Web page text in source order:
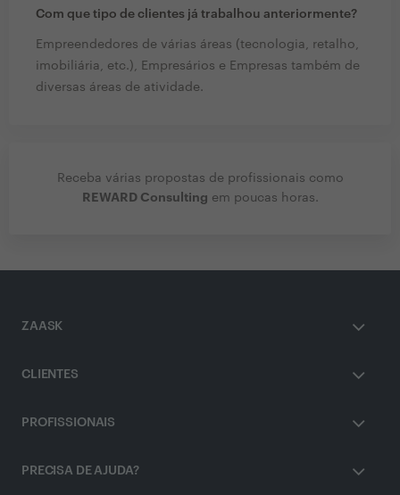
Com que tipo de clientes já trabalhou anteriormente?
Empreendedores de várias áreas (tecnologia, retalho,
imobiliária, etc.), Empresários e Empresas também de
diversas áreas de atividade.
Receba várias propostas de profissionais como
REWARD Consulting em poucas horas.
ZAASK
CLIENTES
PROFISSIONAIS
PRECISA DE AJUDA?